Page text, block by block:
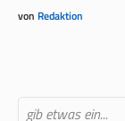
von Redaktion